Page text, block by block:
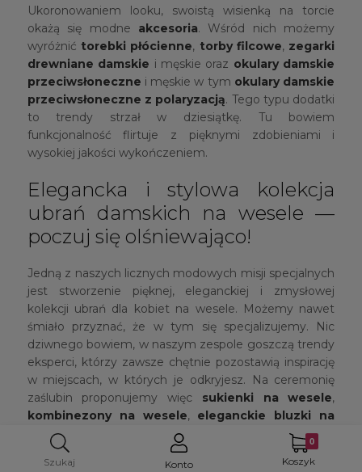
Szukaj Konto Koszyk
Ukoronowaniem looku, swoistą wisienką na torcie
okażą się modne akcesoria. Wśród nich możemy
wyróżnić torebki płócienne, torby filcowe, zegarki
drewniane damskie i męskie oraz okulary damskie
przeciwsłoneczne i męskie w tym okulary damskie
przeciwsłoneczne z polaryzacją. Tego typu dodatki
to trendy strzał w dziesiątkę. Tu bowiem
funkcjonalność flirtuje z pięknymi zdobieniami i
wysokiej jakości wykończeniem.
Elegancka i stylowa kolekcja
ubrań damskich na wesele —
poczuj się olśniewająco!
Jedną z naszych licznych modowych misji specjalnych
jest stworzenie pięknej, eleganckiej i zmysłowej
kolekcji ubrań dla kobiet na wesele. Możemy nawet
śmiało przyznać, że w tym się specjalizujemy. Nic
dziwnego bowiem, w naszym zespole goszczą trendy
eksperci, którzy zawsze chętnie pozostawią inspirację
w miejscach, w których je odkryjesz. Na ceremonię
zaślubin proponujemy więc
sukienki na wesele,
kombinezony na wesele, eleganckie bluzki na
wesele
spódnice na wesele
. Każdego
pracowitego dnia dokładamy wszelkich starań, aby
najnowsza kolekcja ubrań od niezależnych polskich